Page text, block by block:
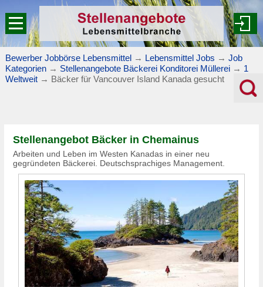
Bewerber Jobbörse Lebensmittel → Lebensmittel Jobs → Job
Kategorien → Stellenangebote Bäckerei Konditorei Müllerei → 1
Weltweit → Bäcker für Vancouver Island Kanada gesucht
Stellenangebot Bäcker in Chemainus
Arbeiten und Leben im Westen Kanadas in einer neu
gegründeten Bäckerei. Deutschsprachiges Management.